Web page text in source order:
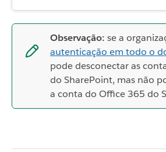
Observação: se a
autenticação em todo o
pode desconectar as
do SharePoint, mas não
a conta do Office 365 do